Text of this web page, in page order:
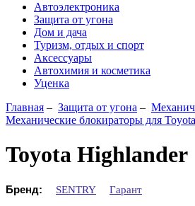
Автоэлектроника
Защита от угона
Дом и дача
Туризм, отдых и спорт
Аксессуары
Автохимия и косметика
Уценка
Главная – Защита от угона –
Механические блокираторы для Toyota
Toyota Highlander
Бренд: SENTRY Гарант